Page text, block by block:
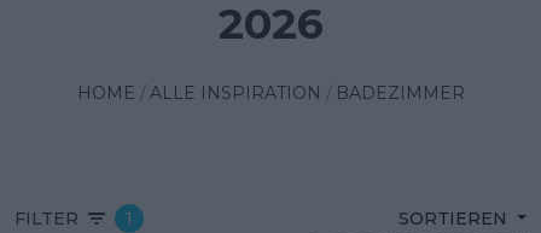
2026
HOME ALLE INSPIRATION BADEZIMMER
FILTER 1 SORTIEREN